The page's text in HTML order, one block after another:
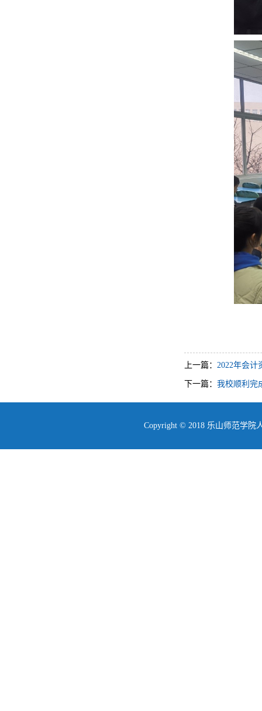
上一篇： 2022年会计
下一篇： 我校顺利完
Copyright © 2018 乐山师范学院